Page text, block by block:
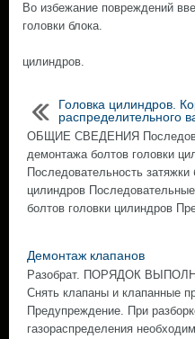
Во избежание повреждений
головки блока.
цилиндров.
Головка цилиндров.
распределительного
ОБЩИЕ СВЕДЕНИЯ
демонтажа болтов головки
Последовательность затяжки
цилиндров
болтов головки цилиндров
Демонтаж клапанов
Разобрат. ПОРЯДОК
Снять клапаны и клапанные
Предупреждение. При
газораспределения